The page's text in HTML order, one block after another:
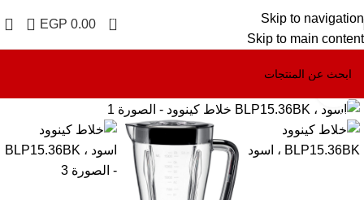
Skip to navigation
Skip to main content
0
EGP 0.00
-22%